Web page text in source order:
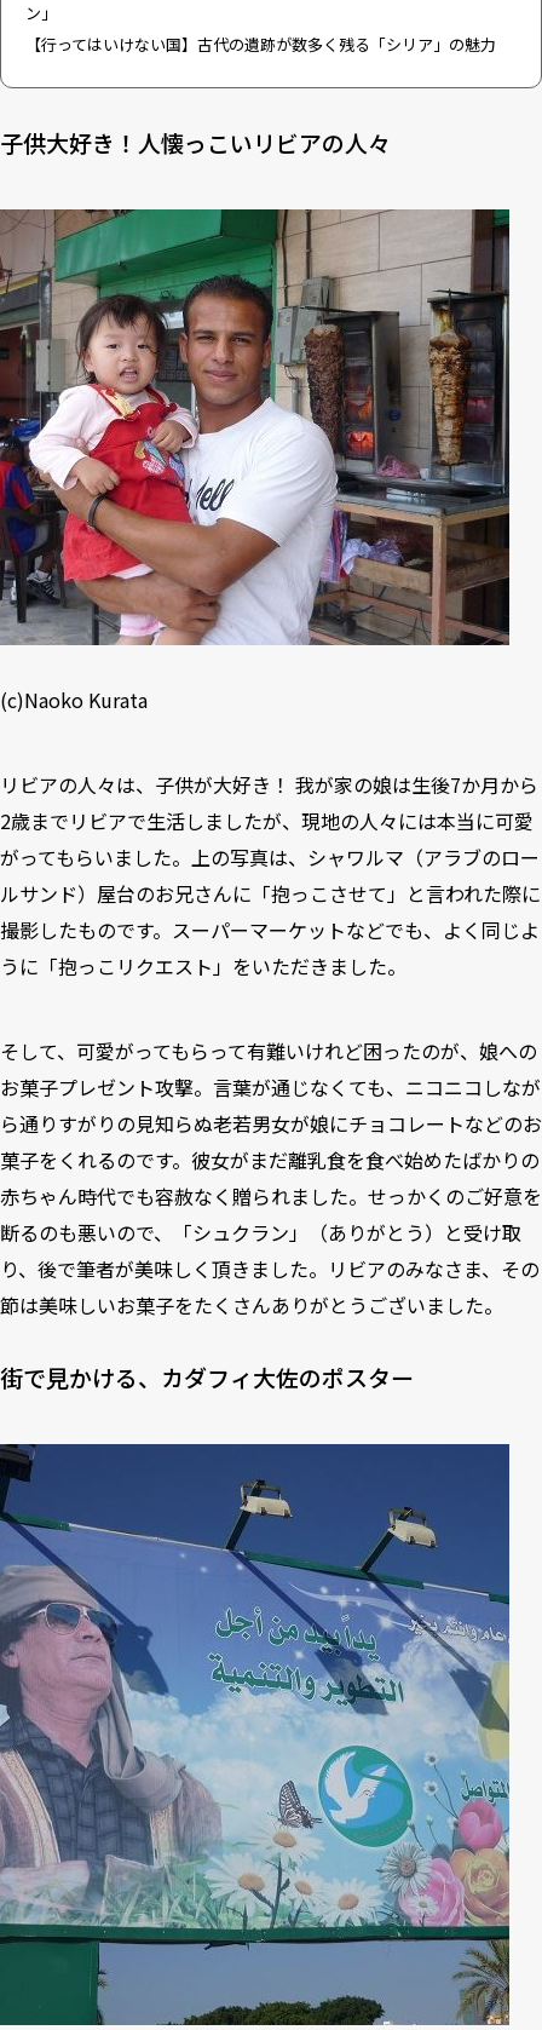
ン」
【行ってはいけない国】古代の遺跡が数多く残る「シリア」の魅力
子供大好き！人懐っこいリビアの人々
(c)Naoko Kurata
リビアの人々は、子供が大好き！ 我が家の娘は生後7か月から
2歳までリビアで生活しましたが、現地の人々には本当に可愛
がってもらいました。上の写真は、シャワルマ（アラブのロー
ルサンド）屋台のお兄さんに「抱っこさせて」と言われた際に
撮影したものです。スーパーマーケットなどでも、よく同じよ
うに「抱っこリクエスト」をいただきました。
そして、可愛がってもらって有難いけれど困ったのが、娘への
お菓子プレゼント攻撃。言葉が通じなくても、ニコニコしなが
ら通りすがりの見知らぬ老若男女が娘にチョコレートなどのお
菓子をくれるのです。彼女がまだ離乳食を食べ始めたばかりの
赤ちゃん時代でも容赦なく贈られました。せっかくのご好意を
断るのも悪いので、「シュクラン」（ありがとう）と受け取
り、後で筆者が美味しく頂きました。リビアのみなさま、その
節は美味しいお菓子をたくさんありがとうございました。
街で見かける、カダフィ大佐のポスター